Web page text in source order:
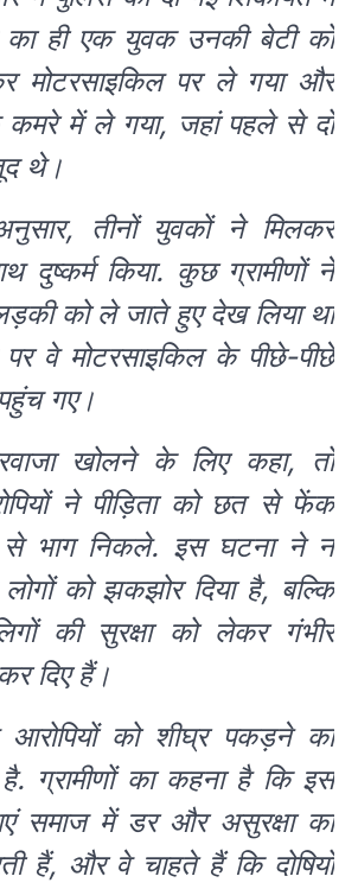
का ही एक युवक उनकी बेटी को
मोटरसाइकिल पर ले गया और
में ले गया, जहां पहले से दो
थे।
तीनों युवकों ने मिलकर
दुष्कर्म किया. कुछ ग्रामीणों ने
को ले जाते हुए देख लिया था
वे मोटरसाइकिल के पीछे-पीछे
गए।
खोलने के लिए कहा, तो
ने पीड़िता को छत से फेंक
से भाग निकले. इस घटना ने न
को झकझोर दिया है, बल्कि
की सुरक्षा को लेकर गंभीर
दिए हैं।
को शीघ्र पकड़ने का
ग्रामीणों का कहना है कि इस
समाज में डर और असुरक्षा का
हैं, और वे चाहते हैं कि दोषियों